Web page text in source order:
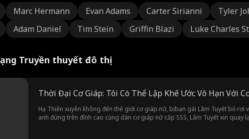
Marc Hermann Evan Adams Carter Sirianni Tyler
Adam Daniel Tim Stein Griffin Blazi Luke Charles
Truyền thuyết đô thị
Thời Đại Cơ Giáp: Tôi Có Thể Lập Khế Ước Vô Hạn Với
Hạ Thiên xuyên không đến thế giới cơ giáp nữ, bị bạn gái Lâm Tuyết bỏ rơi
anh đứng trên đỉnh cao cùng dàn cơ giáp nữ cấp SSS, Lâm Tuyết xin